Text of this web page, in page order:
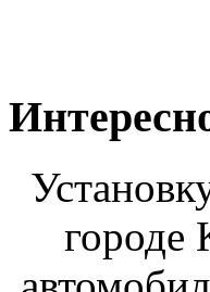
городе